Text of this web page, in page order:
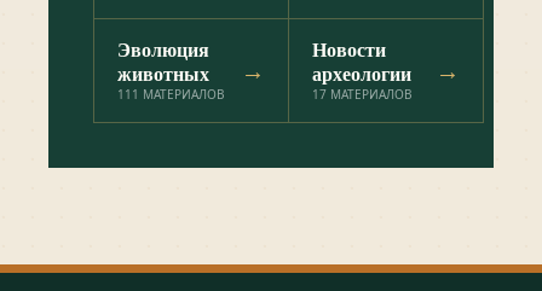
Эволюция
животных
111 МАТЕРИАЛОВ
→
Новости
археологии
17 МАТЕРИАЛОВ
→